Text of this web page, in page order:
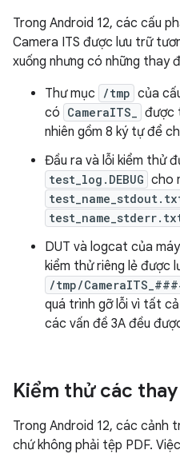
Trong Android 12, các cấu
Camera ITS được lưu trữ
xuống nhưng có những thay
Thư mục
/tmp của
có CameraITS_
được
nhiên gồm 8 ký tự để
Đầu ra và lỗi kiểm thử
test_log.DEBUG cho
DUT và logcat của
kiểm thử riêng lẻ được
/tmp/
quá trình gỡ lỗi vì tất
các vấn đề 3A đều
Kiểm thử các
Trong Android 12, các cảnh
chứ không phải tệp PDF.